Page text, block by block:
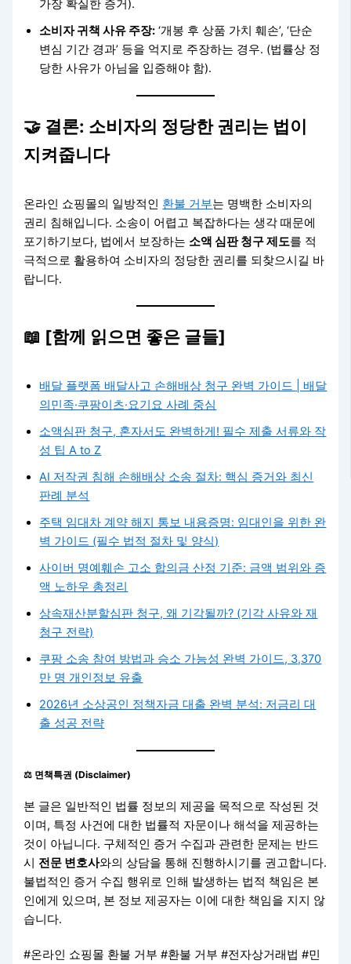
가장 확실한 증거).
소비자 귀책 사유 주장: ‘개봉 후 상품 가치 훼손’, ‘단순
변심 기간 경과’ 등을 억지로 주장하는 경우. (법률상 정
당한 사유가 아님을 입증해야 함).
🤝 결론: 소비자의 정당한 권리는 법이
지켜줍니다
온라인 쇼핑몰의 일방적인 환불 거부는 명백한 소비자의
권리 침해입니다. 소송이 어렵고 복잡하다는 생각 때문에
포기하기보다, 법에서 보장하는 소액 심판 청구 제도를 적
극적으로 활용하여 소비자의 정당한 권리를 되찾으시길 바
랍니다.
📖 [함께 읽으면 좋은 글들]
배달 플랫폼 배달사고 손해배상 청구 완벽 가이드 | 배달
의민족·쿠팡이츠·요기요 사례 중심
소액심판 청구, 혼자서도 완벽하게! 필수 제출 서류와 작
성 팁 A to Z
AI 저작권 침해 손해배상 소송 절차: 핵심 증거와 최신
판례 분석
주택 임대차 계약 해지 통보 내용증명: 임대인을 위한 완
벽 가이드 (필수 법적 절차 및 양식)
사이버 명예훼손 고소 합의금 산정 기준: 금액 범위와 증
액 노하우 총정리
상속재산분할심판 청구, 왜 기각될까? (기각 사유와 재
청구 전략)
쿠팡 소송 참여 방법과 승소 가능성 완벽 가이드, 3,370
만 명 개인정보 유출
2026년 소상공인 정책자금 대출 완벽 분석: 저금리 대
출 성공 전략
⚖️ 면책특권 (Disclaimer)
본 글은 일반적인 법률 정보의 제공을 목적으로 작성된 것
이며, 특정 사건에 대한 법률적 자문이나 해석을 제공하는
것이 아닙니다. 구체적인 증거 수집과 관련한 문제는 반드
시 전문 변호사와의 상담을 통해 진행하시기를 권고합니다.
불법적인 증거 수집 행위로 인해 발생하는 법적 책임은 본
인에게 있으며, 본 정보 제공자는 이에 대한 책임을 지지 않
습니다.
#온라인 쇼핑몰 환불 거부 #환불 거부 #전자상거래법 #민